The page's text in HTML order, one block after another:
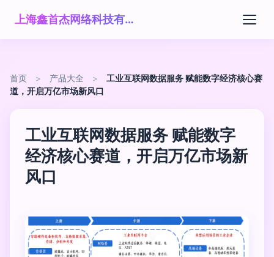
上海鑫首杰网络科技有限公司
首页 > 产品大全 >
工业互联网数据服务 赋能数字经济核心赛
道，开启万亿市场新风口
工业互联网数据服务 赋能数字
经济核心赛道，开启万亿市场新
风口